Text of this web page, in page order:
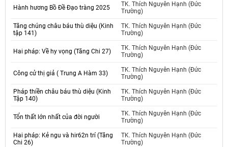
Hành hương Bồ Đề Đạo tràng 2025
TK. Thích Nguyên Hạnh (Đức
Trường)
Tăng chúng châu báu thù diệu (Kinh
tập 141)
TK. Thích Nguyên Hạnh (Đức
Trường)
Hai pháp: Về hy vọng (Tăng Chi 27)
TK. Thích Nguyên Hạnh (Đức
Trường)
Công cử thị giả ( Trung A Hàm 33)
TK. Thích Nguyên Hạnh (Đức
Trường)
Pháp thiền châu báu thù diệu (Kinh
Tập 140)
TK. Thích Nguyên Hạnh (Đức
Trường)
Tổn thất lớn nhất của đời người
TK. Thích Nguyên Hạnh (Đức
Trường)
Hai pháp: Kẻ ngu và hir62n trí (Tăng
Chi 26)
TK. Thích Nguyên Hạnh (Đức
Trường)